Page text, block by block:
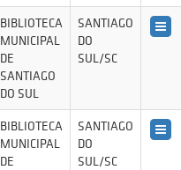
BIBLIOTECA
MUNICIPAL
DE
SANTIAGO
DO SUL
SANTIAGO
DO
SUL/SC
BIBLIOTECA
MUNICIPAL
DE
SANTIAGO
DO
SUL/SC